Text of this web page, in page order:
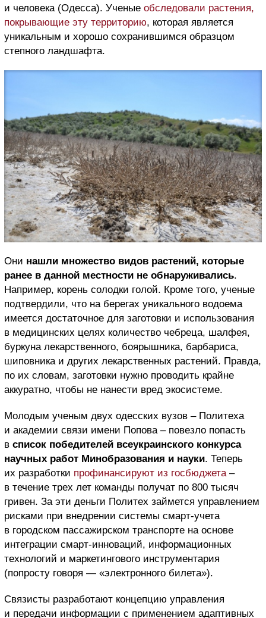
и человека (Одесса). Ученые обследовали растения,
покрывающие эту территорию, которая является
уникальным и хорошо сохранившимся образцом
степного ландшафта.
Они нашли множество видов растений, которые
ранее в данной местности не обнаруживались.
Например, корень солодки голой. Кроме того, ученые
подтвердили, что на берегах уникального водоема
имеется достаточное для заготовки и использования
в медицинских целях количество чебреца, шалфея,
буркуна лекарственного, боярышника, барбариса,
шиповника и других лекарственных растений. Правда,
по их словам, заготовки нужно проводить крайне
аккуратно, чтобы не нанести вред экосистеме.
Молодым ученым двух одесских вузов – Политеха
и академии связи имени Попова – повезло попасть
в список победителей всеукраинского конкурса
научных работ Минобразования и науки. Теперь
их разработки профинансируют из госбюджета –
в течение трех лет команды получат по 800 тысяч
гривен. За эти деньги Политех займется управлением
рисками при внедрении системы смарт-учета
в городском пассажирском транспорте на основе
интеграции смарт-инноваций, информационных
технологий и маркетингового инструментария
(попросту говоря — «электронного билета»).
Связисты разработают концепцию управления
и передачи информации с применением адаптивных